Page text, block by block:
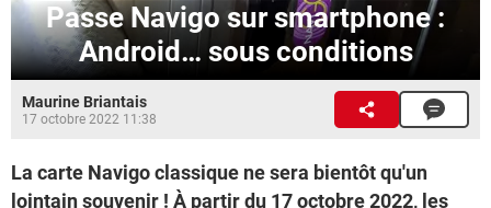
Passe Navigo sur smartphone :
Android… sous conditions
Maurine Briantais
17 octobre 2022 11:38
La carte Navigo classique ne sera bientôt qu'un
lointain souvenir ! À partir du 17 octobre 2022, les